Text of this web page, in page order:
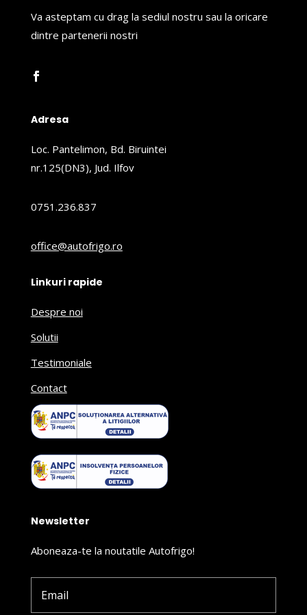
Va asteptam cu drag la sediul nostru sau la oricare
dintre partenerii nostri
Adresa
Loc. Pantelimon, Bd. Biruintei
nr.125(DN3), Jud. Ilfov
0751.236.837
office@autofrigo.ro
Linkuri rapide
Despre noi
Solutii
Testimoniale
Contact
Newsletter
Aboneaza-te la noutatile Autofrigo!